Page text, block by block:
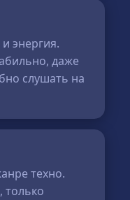
энергия.
даже
слушать на
техно.